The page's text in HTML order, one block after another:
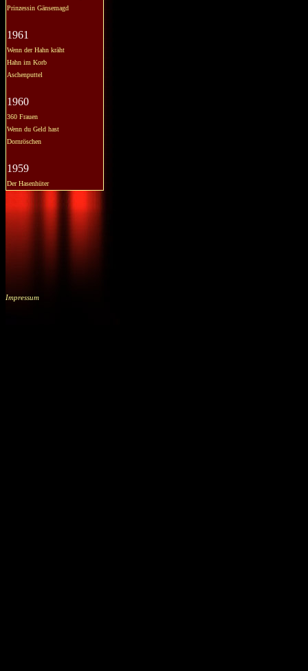
Prinzessin Gänsemagd
1961
Wenn der Hahn kräht
Hahn im Korb
Aschenputtel
1960
360 Frauen
Wenn du Geld hast
Dornröschen
1959
Der Hasenhüter
Impressum